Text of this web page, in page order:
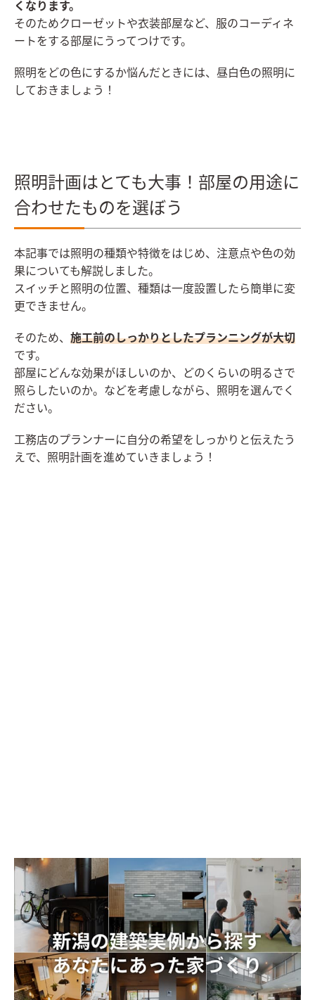
くなります。
そのためクローゼットや衣装部屋など、服のコーディネ
ートをする部屋にうってつけです。
照明をどの色にするか悩んだときには、昼白色の照明に
しておきましょう！
照明計画はとても大事！部屋の用途に
合わせたものを選ぼう
本記事では照明の種類や特徴をはじめ、注意点や色の効
果についても解説しました。
スイッチと照明の位置、種類は一度設置したら簡単に変
更できません。
そのため、 施工前のしっかりとしたプランニングが大切
です。
部屋にどんな効果がほしいのか、どのくらいの明るさで
照らしたいのか。などを考慮しながら、照明を選んでく
ださい。
工務店のプランナーに自分の希望をしっかりと伝えたう
えで、照明計画を進めていきましょう！